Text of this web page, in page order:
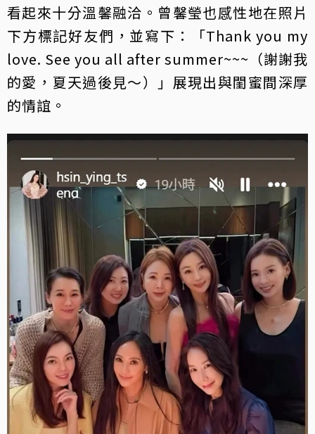
看起來十分溫馨融洽。曾馨瑩也感性地在照片
下方標記好友們，並寫下：「Thank you my
love. See you all after summer~~~（謝謝我
的愛，夏天過後見～）」展現出與閨蜜間深厚
的情誼。